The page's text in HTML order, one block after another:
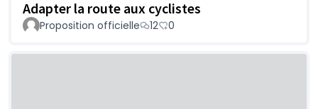
Adapter la route aux cyclistes
Proposition officielle 12 0